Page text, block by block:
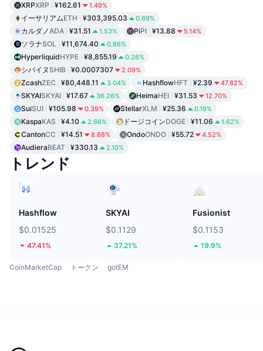
XRPXRP ¥162.61 1.49%
イーサリアムETH ¥303,395.03 0.69%
カルダノADA ¥31.51 1.53% PiPI ¥13.88 5.14%
ソラナSOL ¥11,674.40 0.86%
HyperliquidHYPE ¥8,855.19 0.26%
シバイヌ SHIB ¥0.0007307 2.09%
ZcashZEC ¥80,448.11 3.04% HashflowHFT ¥2.39 47.82%
SKYAISKYAI ¥17.67 36.26% HeimaHEI ¥31.53 12.70%
SuiSUI ¥105.98 0.39% StellarXLM ¥25.36 0.19%
KaspaKAS ¥4.10 2.66% ドージコインDOGE ¥11.06 1.62%
CantonCC ¥14.51 8.68% OndoONDO ¥55.72 4.52%
AudieraBEAT ¥330.13 2.10%
トレンド
Hashflow
$0.01525
47.41%
SKYAI
$0.1129
37.21%
Fusionist
$0.1153
19.9%
CoinMarketCap トークン gotEM